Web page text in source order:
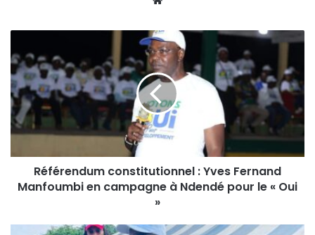
Référendum constitutionnel : Yves Fernand
Manfoumbi en campagne à Ndendé pour le « Oui
»